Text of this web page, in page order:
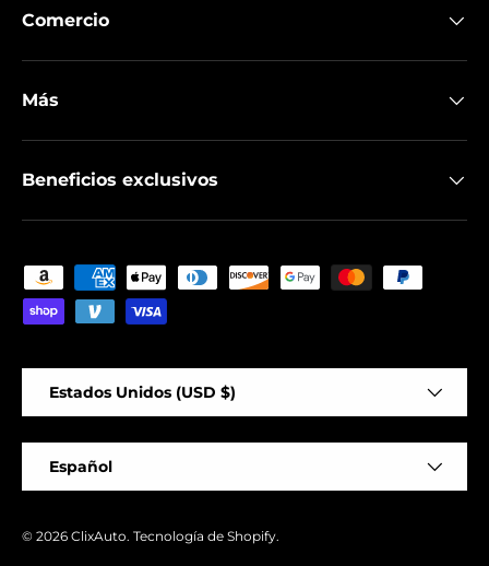
Comercio
Más
Beneficios exclusivos
Formas de pago aceptadas
Estados Unidos (USD $)
Español
© 2026 ClixAuto. Tecnología de Shopify.